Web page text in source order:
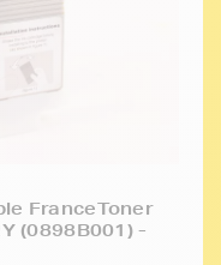
FranceToner
(0898B001) -